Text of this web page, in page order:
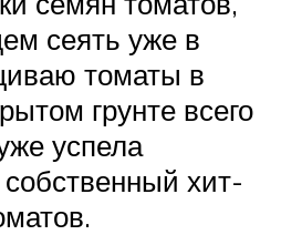
сеять уже в
томаты в
грунте всего
успела
хит-